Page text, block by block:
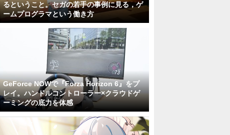
るということ。セガの若手の事例に見る，ゲ
ームプログラマという働き方
GeForce NOWで『Forza Horizon 6』をプ
レイ。ハンドルコントローラー×クラウドゲ
ーミングの底力を体感